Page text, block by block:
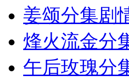
姜颂分集剧
烽火流金分
午后玫瑰分